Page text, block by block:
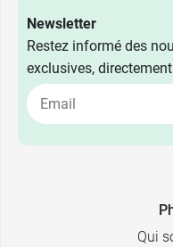
3,29 €
Newsletter
Restez informé des
exclusives,
Qui